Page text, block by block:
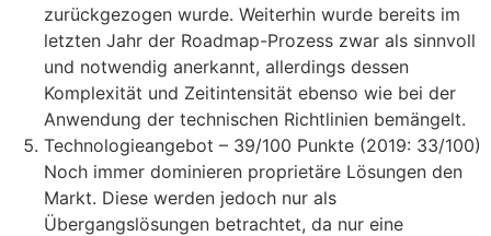
zurückgezogen wurde. Weiterhin wurde bereits im
letzten Jahr der Roadmap-Prozess zwar als sinnvoll
und notwendig anerkannt, allerdings dessen
Komplexität und Zeitintensität ebenso wie bei der
Anwendung der technischen Richtlinien bemängelt.
Technologieangebot – 39/100 Punkte (2019: 33/100)
Noch immer dominieren proprietäre Lösungen den
Markt. Diese werden jedoch nur als
Übergangslösungen betrachtet, da nur eine